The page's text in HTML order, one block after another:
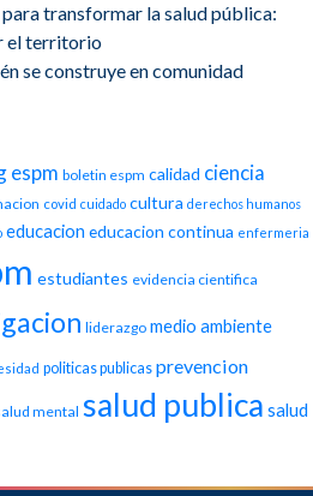
transformar la salud pública:
el territorio
se construye en comunidad
espm boletin espm calidad ciencia
covid cuidado cultura derechos humanos
educacion educacion continua enfermeria
estudiantes evidencia cientifica
liderazgo medio ambiente
politicas publicas prevencion
mental salud publica salud